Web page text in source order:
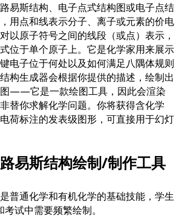
易斯结构、电子点式结构图或电子点结
用点和线表示分子、离子或元素的价电
以原子符号之间的线段（或点）表示，
位于单个原子上。它是化学家用来展示
电子位于何处以及如何满足八隅体规则
构生成器会根据你提供的描述，绘制出
——它是一款绘图工具，因此会渲染
替你求解化学问题。你将获得含化学
荷标注的发表级图形，可直接用于幻灯
易斯结构绘制/制作工具
普通化学和有机化学的基础技能，学生
试中需要频繁绘制。